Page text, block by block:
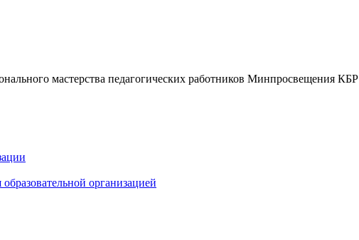
мастерства педагогических работников Минпросвещения КБР
организацией